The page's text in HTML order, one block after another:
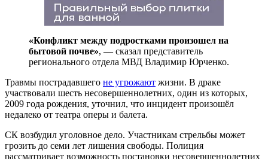
«Конфликт между подростками произошел на
бытовой почве», — сказал представитель
регионального отдела МВД Владимир Юрченко.
Травмы пострадавшего не угрожают жизни. В драке
участвовали шесть несовершеннолетних, один из которых,
2009 года рождения, уточнил, что инцидент произошёл
недалеко от театра оперы и балета.
СК возбудил уголовное дело. Участникам стрельбы может
грозить до семи лет лишения свободы. Полиция
рассматривает возможность постановки несовершеннолетних